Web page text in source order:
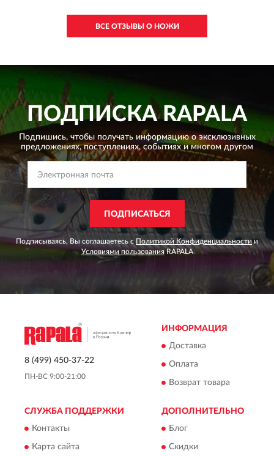
ВСЕ ОТЗЫВЫ О НОЖИ
ПОДПИСКАRAPALA
Подпишись, чтобы получать информацию о эксклюзивных
предложениях,поступлениях, событиях и многом другом
ПОДПИСАТЬСЯ
Подписываясь, Вы соглашаетесь сПолитикой Конфиденциальности и
Условиями пользованияRAPALA
8 (499) 450-37-22
ПН-ВС 9:00-21:00
ИНФОРМАЦИЯ
Доставка
Оплата
Возврат товара
СЛУЖБА ПОДДЕРЖКИ
Контакты
Карта сайта
ДОПОЛНИТЕЛЬНО
Блог
Скидки